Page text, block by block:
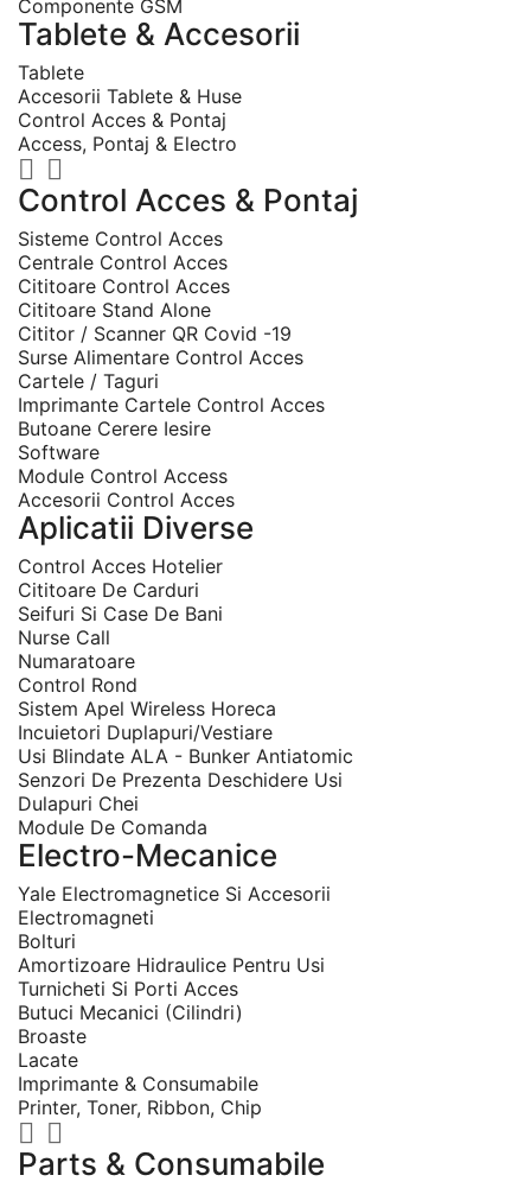
Componente GSM
Tablete & Accesorii
Tablete
Accesorii Tablete & Huse
Control Acces & Pontaj
Access, Pontaj & Electro
 
Control Acces & Pontaj
Sisteme Control Acces
Centrale Control Acces
Cititoare Control Acces
Cititoare Stand Alone
Cititor / Scanner QR Covid -19
Surse Alimentare Control Acces
Cartele / Taguri
Imprimante Cartele Control Acces
Butoane Cerere Iesire
Software
Module Control Access
Accesorii Control Acces
Aplicatii Diverse
Control Acces Hotelier
Cititoare De Carduri
Seifuri Si Case De Bani
Nurse Call
Numaratoare
Control Rond
Sistem Apel Wireless Horeca
Incuietori Duplapuri/Vestiare
Usi Blindate ALA - Bunker Antiatomic
Senzori De Prezenta Deschidere Usi
Dulapuri Chei
Module De Comanda
Electro-Mecanice
Yale Electromagnetice Si Accesorii
Electromagneti
Bolturi
Amortizoare Hidraulice Pentru Usi
Turnicheti Si Porti Acces
Butuci Mecanici (Cilindri)
Broaste
Lacate
Imprimante & Consumabile
Printer, Toner, Ribbon, Chip
 
Parts & Consumabile